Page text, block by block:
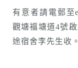
有意者請電郵至
觀塘福塘道4號
途宿舍李先生收。